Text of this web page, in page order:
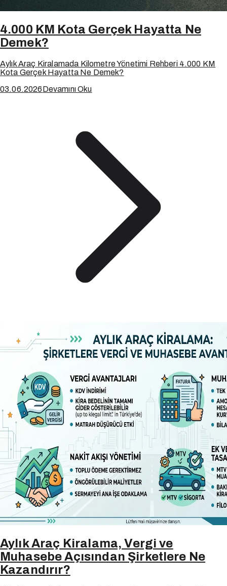
4.000 KM Kota Gerçek Hayatta Ne
Demek?
Aylık Araç Kiralamada Kilometre Yönetimi Rehberi 4.000 KM
Kota Gerçek Hayatta Ne Demek?
03.06.2026Devamını Oku
Aylık Araç Kiralama, Vergi ve
Muhasebe Açısından Şirketlere Ne
Kazandırır?